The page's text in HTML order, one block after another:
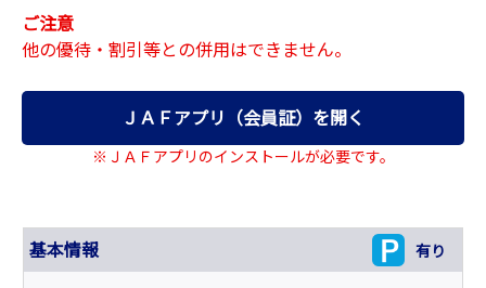
ご注意
他の優待・割引等との併用はできません。
ＪＡＦアプリ（会員証）を開く
※ＪＡＦアプリのインストールが必要です。
基本情報 有り